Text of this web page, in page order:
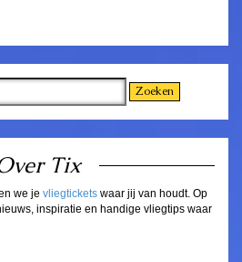
Tix
we je vliegtickets waar jij van houdt. Op
inspiratie en handige vliegtips waar